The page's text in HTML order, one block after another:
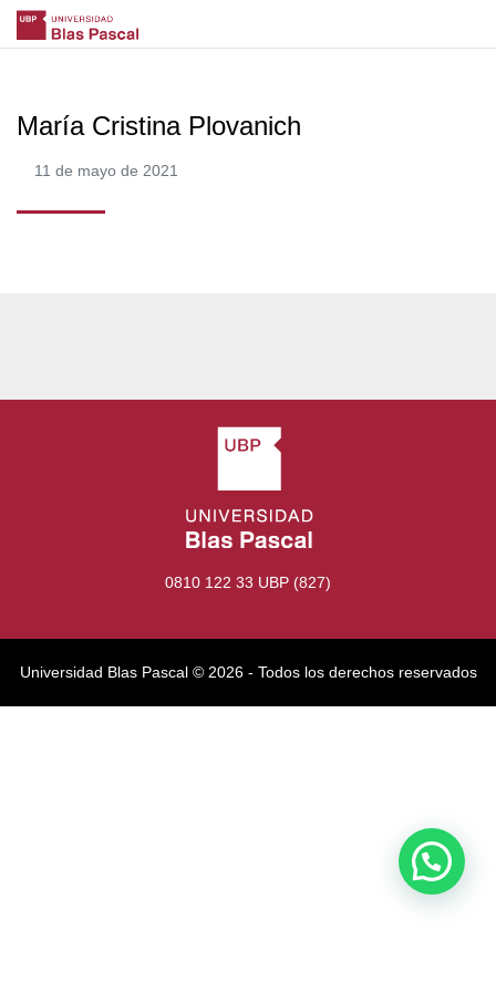
María Cristina Plovanich
11 de mayo de 2021
0810 122 33 UBP (827)
Universidad Blas Pascal ©️ 2026 - Todos los derechos reservados